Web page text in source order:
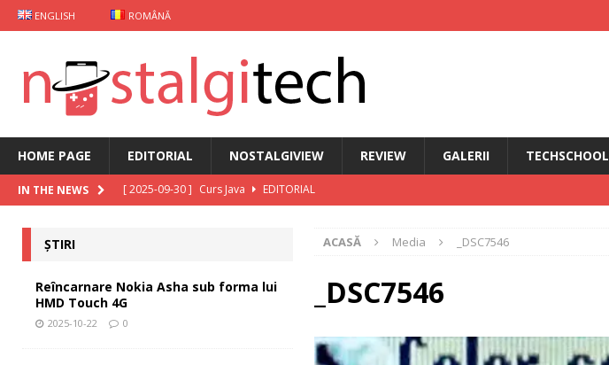
ENGLISH ROMÂNĂ
HOME PAGE EDITORIAL NOSTALGIVIEW REVIEW GALERII TECHSCHOOL
IN THE NEWS [ 2025-09-30 ] Curs Java
EDITORIAL
Reîncarnare Nokia Asha sub forma lui HMD Touch 4G
ȘTIRI
[ 2025-10-19 ]
Vertu Agent Q – Smartphone de lux cu rădăcini Nokia
[ 2025-10-03 ]
iKKO între Smartphone și AI Assistant
ACASĂ Media _DSC7546
_DSC7546
ȘTIRI
Reîncarnare Nokia Asha sub forma lui
HMD Touch 4G
2025-10-22 0